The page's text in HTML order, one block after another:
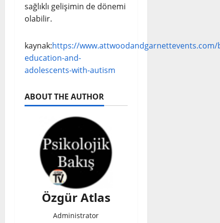
sağlıklı gelişimin de dönemi
olabilir.
kaynak:https://www.attwoodandgarnettevents.com/
education-and-
adolescents-with-autism
ABOUT THE AUTHOR
Özgür Atlas
Administrator